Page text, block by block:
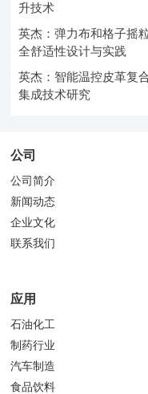
升技术
英杰：弹力布和格子摇
全舒适性设计与实践
英杰：智能温控皮革复
集成技术研究
公司
公司简介
新闻动态
企业文化
联系我们
应用
石油化工
制药行业
汽车制造
食品饮料